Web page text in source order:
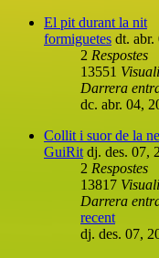
El pit durant la nit
formiguetes dt. abr.
2 Respostes
13551
Darrera
dc. abr. 04,
Collit i suor de la
GuiRit dj. des. 07,
2 Respostes
13817
Darrera
recent
dj. des. 07,